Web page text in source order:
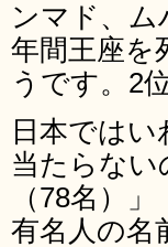
ンマド、ム
年間王座を
うです。2
日本ではい
当たらない
（78名）
有名人の名